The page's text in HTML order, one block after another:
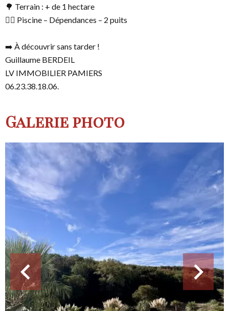
🌳 Terrain : + de 1 hectare
🏊‍♀️ Piscine – Dépendances – 2 puits
➡️ À découvrir sans tarder !
Guillaume BERDEIL
LV IMMOBILIER PAMIERS
06.23.38.18.06.
Galerie photo